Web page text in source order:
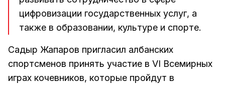
цифровизации государственных услуг, а
также в образовании, культуре и спорте.
Садыр Жапаров пригласил албанских
спортсменов принять участие в VI Всемирных
играх кочевников, которые пройдут в